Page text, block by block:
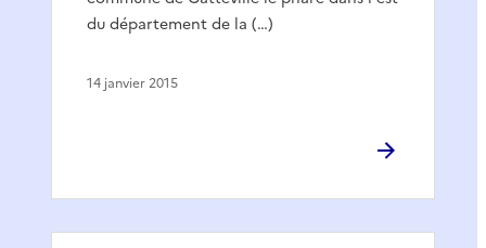
du département de la (…)
14 janvier 2015